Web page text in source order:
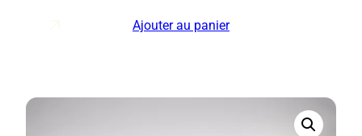
Ajouter au panier